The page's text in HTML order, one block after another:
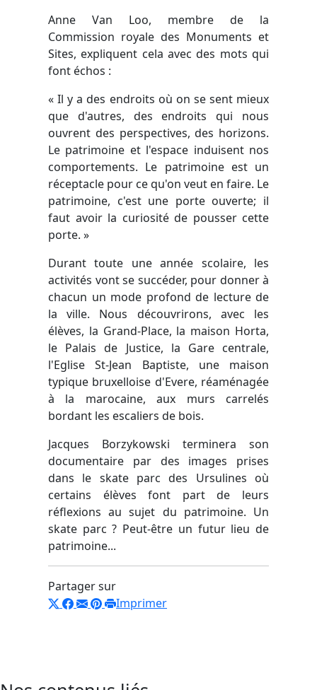
Anne Van Loo, membre de la
Commission royale des Monuments et
Sites, expliquent cela avec des mots qui
font échos :
« Il y a des endroits où on se sent mieux
que d'autres, des endroits qui nous
ouvrent des perspectives, des horizons.
Le patrimoine et l'espace induisent nos
comportements. Le patrimoine est un
réceptacle pour ce qu'on veut en faire. Le
patrimoine, c'est une porte ouverte; il
faut avoir la curiosité de pousser cette
porte. »
Durant toute une année scolaire, les
activités vont se succéder, pour donner à
chacun un mode profond de lecture de
la ville. Nous découvrirons, avec les
élèves, la Grand-Place, la maison Horta,
le Palais de Justice, la Gare centrale,
l'Eglise St-Jean Baptiste, une maison
typique bruxelloise d'Evere, réaménagée
à la marocaine, aux murs carrelés
bordant les escaliers de bois.
Jacques Borzykowski terminera son
documentaire par des images prises
dans le skate parc des Ursulines où
certains élèves font part de leurs
réflexions au sujet du patrimoine. Un
skate parc ? Peut-être un futur lieu de
patrimoine...
Partager sur
Imprimer